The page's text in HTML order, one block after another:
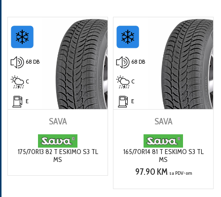
68 DB
C
E
SAVA
175/70R13 82 T ESKIMO S3 TL
MS
68 DB
C
E
SAVA
165/70R14 81 T ESKIMO S3 TL
MS
97.90 KM sa PDV-om